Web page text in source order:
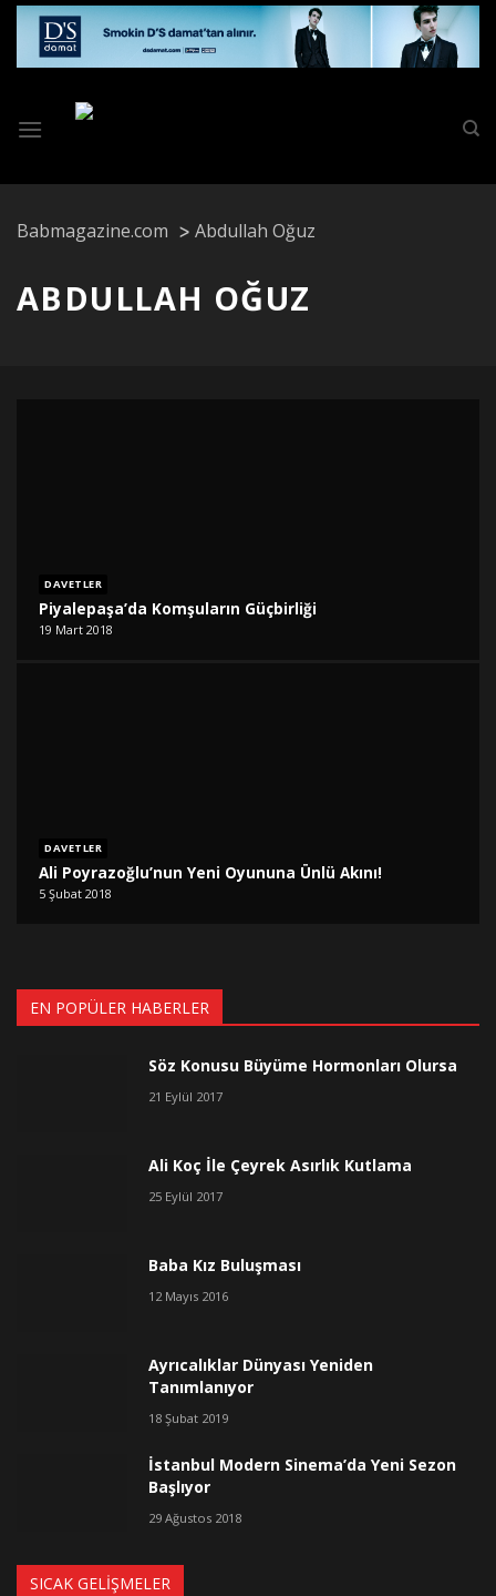
Skip
content
Babmagazine.com Abdullah Oğuz
ABDULLAH OĞUZ
DAVETLER
Piyalepaşa’da Komşuların Güçbirliği
19 Mart 2018
DAVETLER
Ali Poyrazoğlu’nun Yeni Oyununa Ünlü Akını!
5 Şubat 2018
EN POPÜLER HABERLER
Söz Konusu Büyüme Hormonları Olursa
21 Eylül 2017
Ali Koç İle Çeyrek Asırlık Kutlama
25 Eylül 2017
Baba Kız Buluşması
12 Mayıs 2016
Ayrıcalıklar Dünyası Yeniden
Tanımlanıyor
18 Şubat 2019
İstanbul Modern Sinema’da Yeni Sezon
Başlıyor
29 Ağustos 2018
SICAK GELIŞMELER